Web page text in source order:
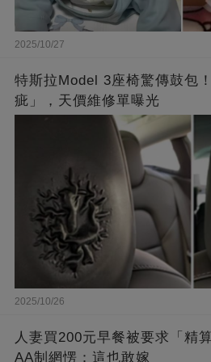
2025/10/27
特斯拉Model 3座椅驚傳鼓包
疵」，天價維修單曝光
2025/10/26
人妻買200元早餐被要求「精
AA制網愣：這也敢嫁